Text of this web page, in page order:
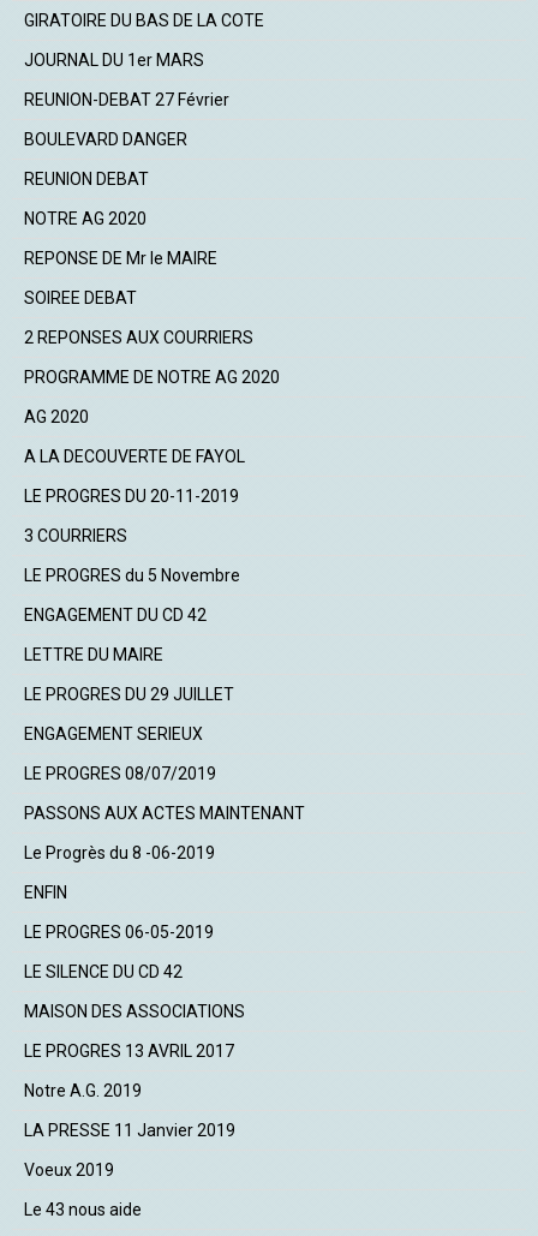
GIRATOIRE DU BAS DE LA COTE
JOURNAL DU 1er MARS
REUNION-DEBAT 27 Février
BOULEVARD DANGER
REUNION DEBAT
NOTRE AG 2020
REPONSE DE Mr le MAIRE
SOIREE DEBAT
2 REPONSES AUX COURRIERS
PROGRAMME DE NOTRE AG 2020
AG 2020
A LA DECOUVERTE DE FAYOL
LE PROGRES DU 20-11-2019
3 COURRIERS
LE PROGRES du 5 Novembre
ENGAGEMENT DU CD 42
LETTRE DU MAIRE
LE PROGRES DU 29 JUILLET
ENGAGEMENT SERIEUX
LE PROGRES 08/07/2019
PASSONS AUX ACTES MAINTENANT
Le Progrès du 8 -06-2019
ENFIN
LE PROGRES 06-05-2019
LE SILENCE DU CD 42
MAISON DES ASSOCIATIONS
LE PROGRES 13 AVRIL 2017
Notre A.G. 2019
LA PRESSE 11 Janvier 2019
Voeux 2019
Le 43 nous aide